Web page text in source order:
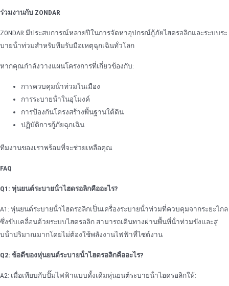
ร่วมงานกับ ZONDAR
ZONDAR มีประสบการณ์หลายปีในการจัดหาอุปกรณ์กู้ภัยไฮดรอลิกและระบบระ
บายน้ําท่วมสําหรับทีมรับมือเหตุฉุกเฉินทั่วโลก
หากคุณกําลังวางแผนโครงการที่เกี่ยวข้องกับ:
การควบคุมน้ําท่วมในเมือง
การระบายน้ําในอุโมงค์
การป้องกันโครงสร้างพื้นฐานใต้ดิน
ปฏิบัติการกู้ภัยฉุกเฉิน
ทีมงานของเราพร้อมที่จะช่วยเหลือคุณ
FAQ
Q1: หุ่นยนต์ระบายน้ําไฮดรอลิกคืออะไร?
A1: หุ่นยนต์ระบายน้ําไฮดรอลิกเป็นเครื่องระบายน้ําท่วมที่ควบคุมจากระยะไกล
ซึ่งขับเคลื่อนด้วยระบบไฮดรอลิก สามารถเดินทางผ่านพื้นที่น้ําท่วมขังและสู
บน้ําปริมาณมากโดยไม่ต้องใช้พลังงานไฟฟ้าที่ไซต์งาน
Q2: ข้อดีของหุ่นยนต์ระบายน้ําไฮดรอลิกคืออะไร?
A2: เมื่อเทียบกับปั๊มไฟฟ้าแบบดั้งเดิมหุ่นยนต์ระบายน้ําไฮดรอลิกให้: